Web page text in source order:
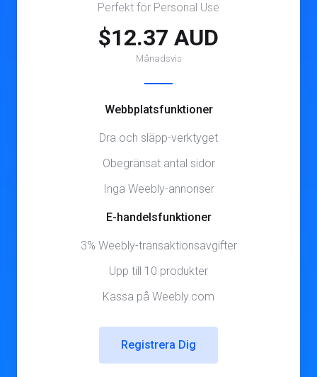
Perfekt för Personal Use
$12.37 AUD
Månadsvis
Webbplatsfunktioner
Dra och släpp-verktyget
Obegränsat antal sidor
Inga Weebly-annonser
E-handelsfunktioner
3% Weebly-transaktionsavgifter
Upp till 10 produkter
Kassa på Weebly.com
Registrera Dig